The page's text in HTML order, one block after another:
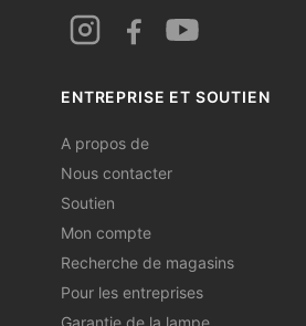
ENTREPRISE ET SOUTIEN
A propos de
Nous contacter
Soutien
Mon compte
Recherche de magasins
Pour les entreprises
Garantie de la lampe